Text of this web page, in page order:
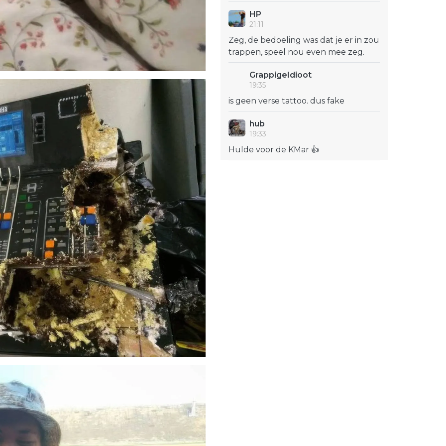
HP
21:11
Zeg, de bedoeling was dat je er in zou
trappen, speel nou even mee zeg.
GrappigeIdioot
19:35
is geen verse tattoo. dus fake
hub
19:33
Hulde voor de KMar 👍